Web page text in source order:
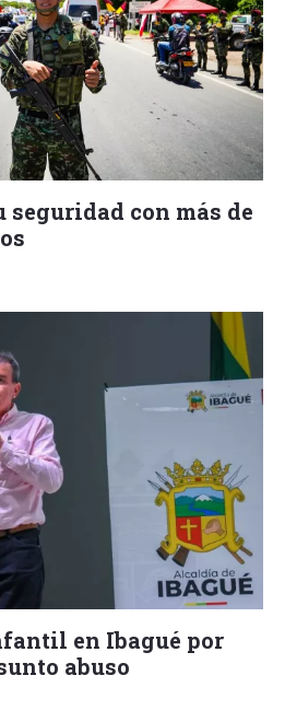
con más de
en Ibagué por
abuso